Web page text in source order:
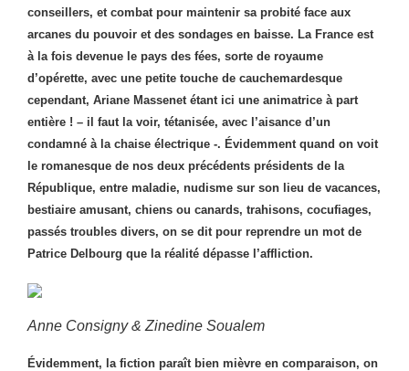
conseillers, et combat pour maintenir sa probité face aux
arcanes du pouvoir et des sondages en baisse. La France est
à la fois devenue le pays des fées, sorte de royaume
d’opérette, avec une petite touche de cauchemardesque
cependant, Ariane Massenet étant ici une animatrice à part
entière ! – il faut la voir, tétanisée, avec l’aisance d’un
condamné à la chaise électrique -. Évidemment quand on voit
le romanesque de nos deux précédents présidents de la
République, entre maladie, nudisme sur son lieu de vacances,
bestiaire amusant, chiens ou canards, trahisons, cocufiages,
passés troubles divers, on se dit pour reprendre un mot de
Patrice Delbourg que la réalité dépasse l’affliction.
Anne Consigny & Zinedine Soualem
Évidemment, la fiction paraît bien mièvre en comparaison, on